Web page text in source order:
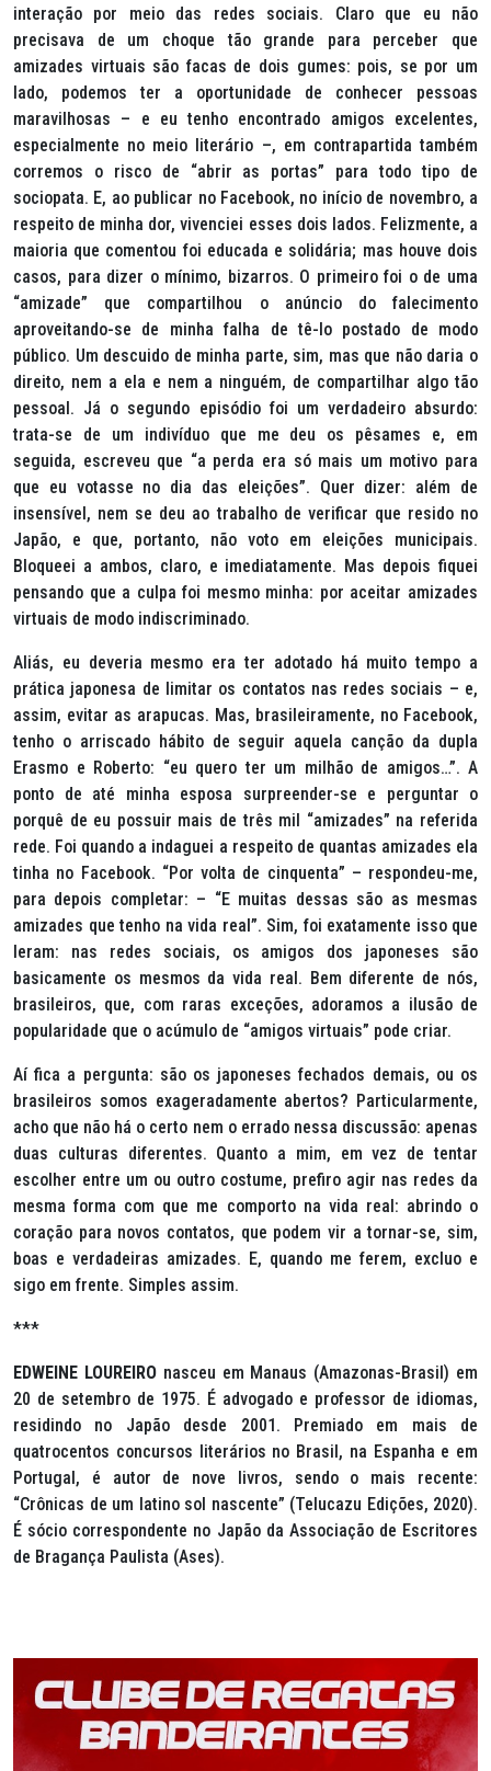
interação por meio das redes sociais. Claro que eu não
precisava de um choque tão grande para perceber que
amizades virtuais são facas de dois gumes: pois, se por um
lado, podemos ter a oportunidade de conhecer pessoas
maravilhosas – e eu tenho encontrado amigos excelentes,
especialmente no meio literário –, em contrapartida também
corremos o risco de “abrir as portas” para todo tipo de
sociopata. E, ao publicar no Facebook, no início de novembro, a
respeito de minha dor, vivenciei esses dois lados. Felizmente, a
maioria que comentou foi educada e solidária; mas houve dois
casos, para dizer o mínimo, bizarros. O primeiro foi o de uma
“amizade” que compartilhou o anúncio do falecimento
aproveitando-se de minha falha de tê-lo postado de modo
público. Um descuido de minha parte, sim, mas que não daria o
direito, nem a ela e nem a ninguém, de compartilhar algo tão
pessoal. Já o segundo episódio foi um verdadeiro absurdo:
trata-se de um indivíduo que me deu os pêsames e, em
seguida, escreveu que “a perda era só mais um motivo para
que eu votasse no dia das eleições”. Quer dizer: além de
insensível, nem se deu ao trabalho de verificar que resido no
Japão, e que, portanto, não voto em eleições municipais.
Bloqueei a ambos, claro, e imediatamente. Mas depois fiquei
pensando que a culpa foi mesmo minha: por aceitar amizades
virtuais de modo indiscriminado.
Aliás, eu deveria mesmo era ter adotado há muito tempo a
prática japonesa de limitar os contatos nas redes sociais – e,
assim, evitar as arapucas. Mas, brasileiramente, no Facebook,
tenho o arriscado hábito de seguir aquela canção da dupla
Erasmo e Roberto: “eu quero ter um milhão de amigos…”. A
ponto de até minha esposa surpreender-se e perguntar o
porquê de eu possuir mais de três mil “amizades” na referida
rede. Foi quando a indaguei a respeito de quantas amizades ela
tinha no Facebook. “Por volta de cinquenta” – respondeu-me,
para depois completar: – “E muitas dessas são as mesmas
amizades que tenho na vida real”. Sim, foi exatamente isso que
leram: nas redes sociais, os amigos dos japoneses são
basicamente os mesmos da vida real. Bem diferente de nós,
brasileiros, que, com raras exceções, adoramos a ilusão de
popularidade que o acúmulo de “amigos virtuais” pode criar.
Aí fica a pergunta: são os japoneses fechados demais, ou os
brasileiros somos exageradamente abertos? Particularmente,
acho que não há o certo nem o errado nessa discussão: apenas
duas culturas diferentes. Quanto a mim, em vez de tentar
escolher entre um ou outro costume, prefiro agir nas redes da
mesma forma com que me comporto na vida real: abrindo o
coração para novos contatos, que podem vir a tornar-se, sim,
boas e verdadeiras amizades. E, quando me ferem, excluo e
sigo em frente. Simples assim.
***
EDWEINE LOUREIROnasceu em Manaus (Amazonas-Brasil) em
20 de setembro de 1975. É advogado e professor de idiomas,
residindo no Japão desde 2001. Premiado em mais de
quatrocentos concursos literários no Brasil, na Espanha e em
Portugal, é autor de nove livros, sendo o mais recente:
“Crônicas de um latino sol nascente” (Telucazu Edições, 2020).
É sócio correspondente no Japão da Associação de Escritores
de Bragança Paulista (Ases).